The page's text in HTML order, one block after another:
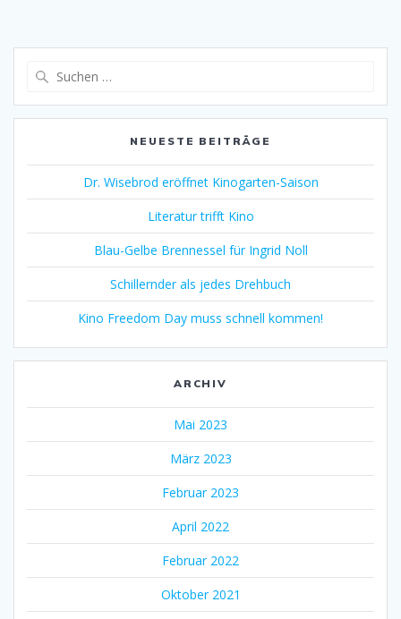
NEUESTE BEITRÄGE
Dr. Wisebrod eröffnet Kinogarten-Saison
Literatur trifft Kino
Blau-Gelbe Brennessel für Ingrid Noll
Schillernder als jedes Drehbuch
Kino Freedom Day muss schnell kommen!
ARCHIV
Mai 2023
März 2023
Februar 2023
April 2022
Februar 2022
Oktober 2021